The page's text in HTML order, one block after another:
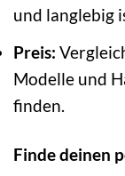
und langlebig
Preis:
Modelle und
finden.
Finde deinen